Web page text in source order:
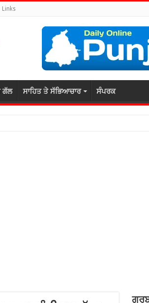
Links
ਗੱਲ ਸਾਹਿਤ ਤੇ ਸੱਭਿਆਚਾਰ ਸੰਪਰਕ